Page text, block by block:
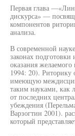
Первая глава
дискурса» —
компонентов
анализа.
В современной
законах
оказания
1994: 20). Риторику
имеющую
таким науками, как
от последних
убеждения
Варзогтин 2001).
который